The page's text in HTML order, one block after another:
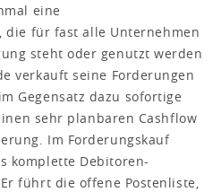
eine
die für fast alle Unternehmen
steht oder genutzt werden
verkauft seine Forderungen
Gegensatz dazu sofortige
sehr planbaren Cashflow
Im Forderungskauf
komplette Debitoren-
führt die offene Postenliste,